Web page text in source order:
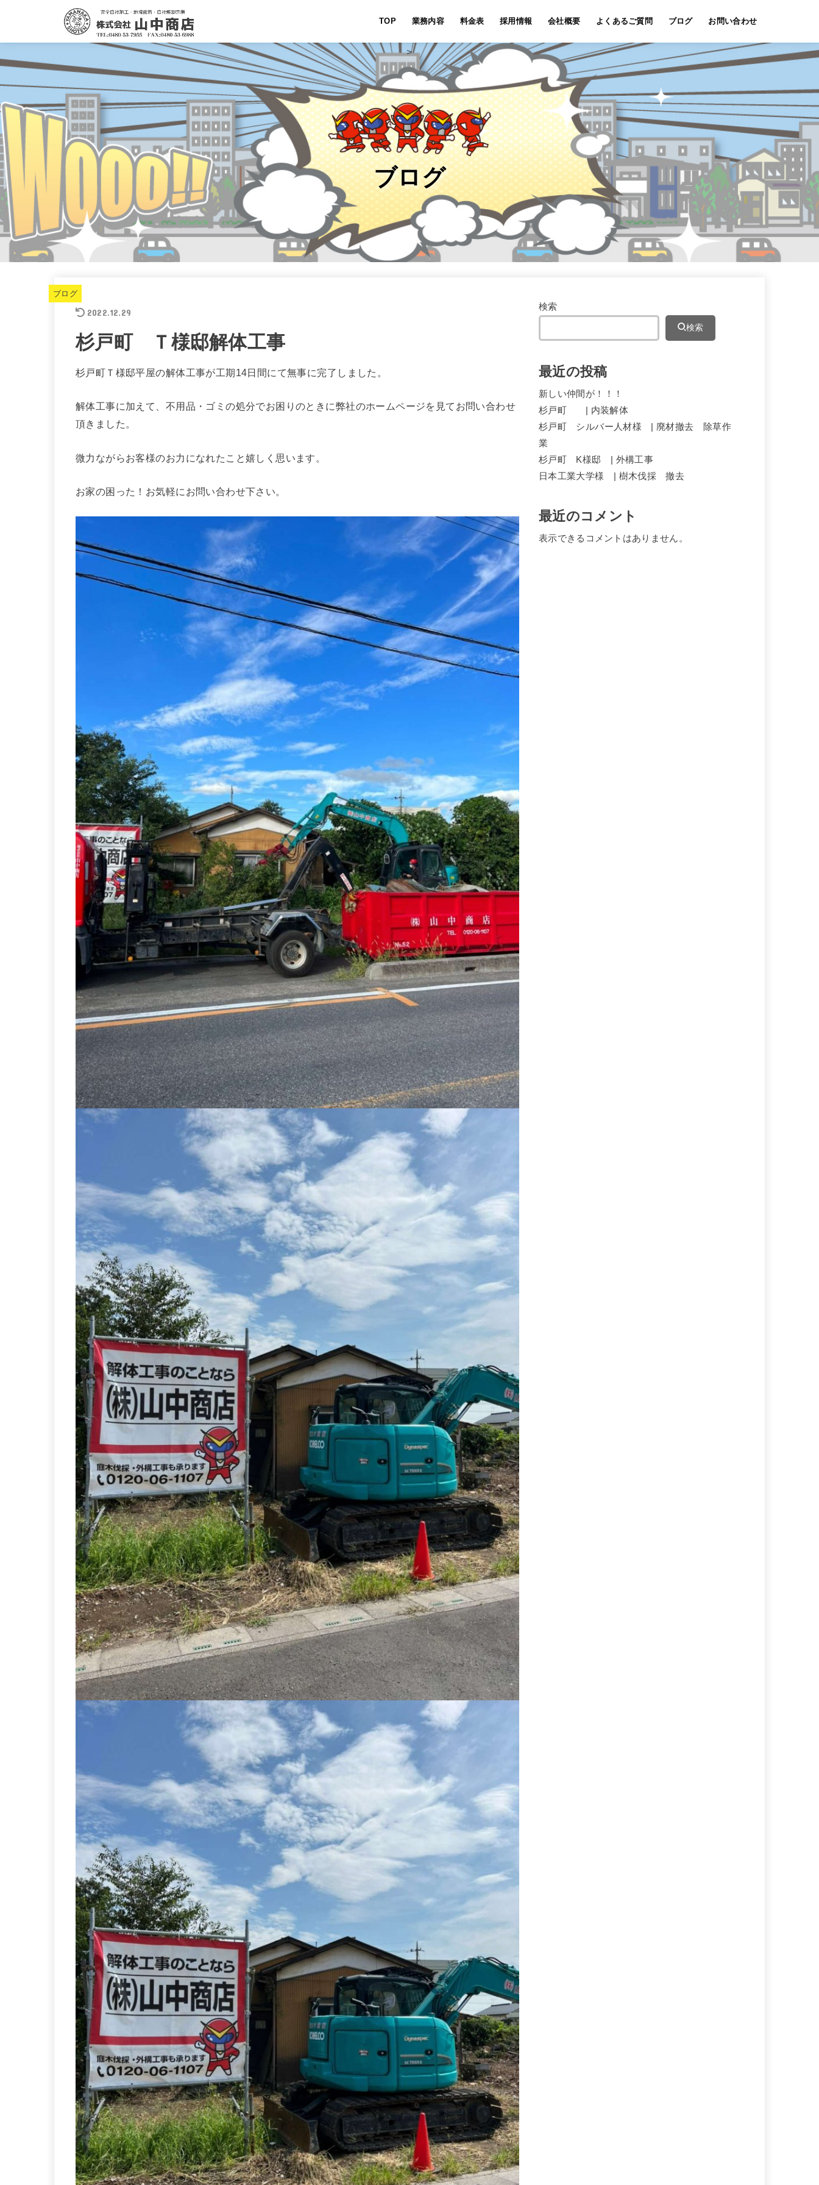
TOP 業務内容 料金表 採用情報 会社概要 よくあるご質問 ブログ お問い合わせ
>
ブログ
ブログ
2022.12.29
杉戸町 Ｔ様邸解体工事
杉戸町Ｔ様邸平屋の解体工事が工期14日間にて無事に完了しました。
解体工事に加えて、不用品・ゴミの処分でお困りのときに弊社のホームページを見てお問い合わせ
頂きました。
微力ながらお客様のお力になれたこと嬉しく思います。
お家の困った！お気軽にお問い合わせ下さい。
検索
検索
最近の投稿
新しい仲間が！！！
杉戸町 | 内装解体
杉戸町 シルバー人材様 | 廃材撤去 除草作
業
杉戸町 K様邸 | 外構工事
日本工業大学様 | 樹木伐採 撤去
最近のコメント
表示できるコメントはありません。